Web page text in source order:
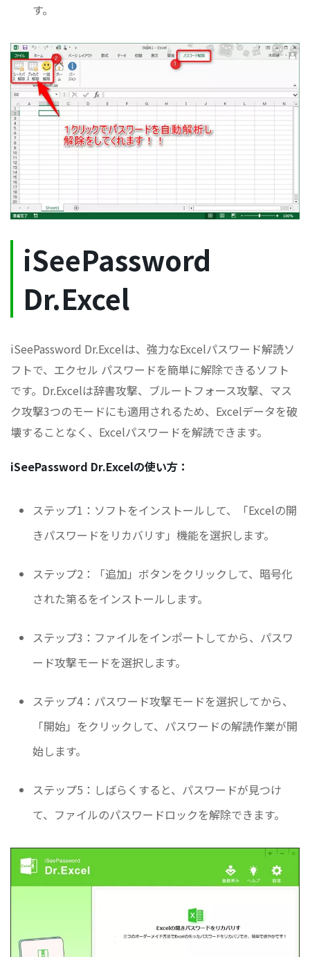
す。
iSeePassword
Dr.Excel
iSeePassword Dr.Excelは、強力なExcelパスワード解読ソ
フトで、エクセル パスワードを簡単に解除できるソフト
です。Dr.Excelは辞書攻撃、ブルートフォース攻撃、マス
ク攻撃3つのモードにも適用されるため、Excelデータを破
壊することなく、Excelパスワードを解読できます。
iSeePassword Dr.Excelの使い方：
ステップ1：ソフトをインストールして、「Excelの開
きパスワードをリカバリす」機能を選択します。
ステップ2：「追加」ボタンをクリックして、暗号化
された第るをインストールします。
ステップ3：ファイルをインポートしてから、パスワ
ード攻撃モードを選択します。
ステップ4：パスワード攻撃モードを選択してから、
「開始」をクリックして、パスワードの解読作業が開
始します。
ステップ5：しばらくすると、パスワードが見つけ
て、ファイルのパスワードロックを解除できます。